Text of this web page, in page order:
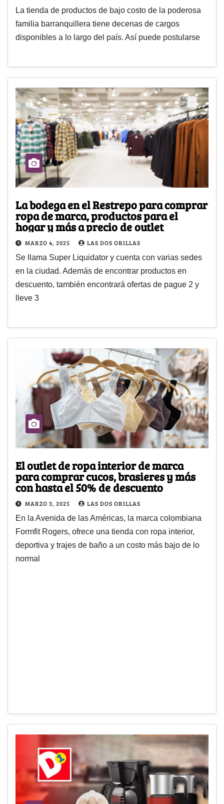
La tienda de productos de bajo costo de la poderosa
familia barranquillera tiene decenas de cargos
disponibles a lo largo del país. Así puede postularse
La bodega en el Restrepo para comprar
ropa de marca, productos para el
hogar y más a precio de outlet
MARZO 4, 2025 LAS DOS ORILLAS
Se llama Super Liquidator y cuenta con varias sedes
en la ciudad. Además de encontrar productos en
descuento, también encontrará ofertas de pague 2 y
lleve 3
El outlet de ropa interior de marca
para comprar cucos, brasieres y más
con hasta el 50% de descuento
MARZO 3, 2025 LAS DOS ORILLAS
En la Avenida de las Américas, la marca colombiana
Formfit Rogers, ofrece una tienda con ropa interior,
deportiva y trajes de baño a un costo más bajo de lo
normal